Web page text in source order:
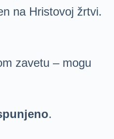
na Hristovoj žrtvi.
zavetu – mogu
.